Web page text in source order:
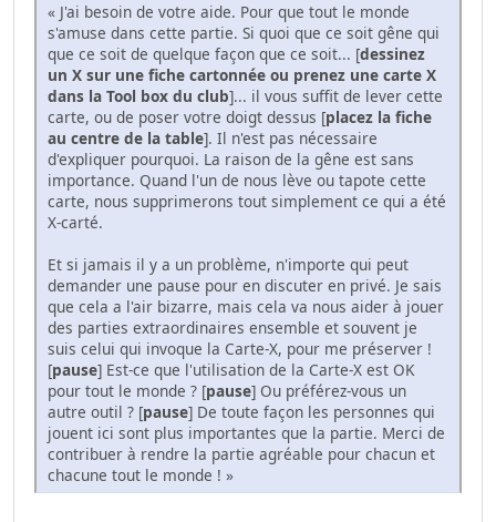
« J'ai besoin de votre aide. Pour que tout le monde
s'amuse dans cette partie. Si quoi que ce soit gêne qui
que ce soit de quelque façon que ce soit... [dessinez
un X sur une fiche cartonnée ou prenez une carte X
dans la Tool box du club]... il vous suffit de lever cette
carte, ou de poser votre doigt dessus [placez la fiche
au centre de la table]. Il n'est pas nécessaire
d'expliquer pourquoi. La raison de la gêne est sans
importance. Quand l'un de nous lève ou tapote cette
carte, nous supprimerons tout simplement ce qui a été
X-carté.
Et si jamais il y a un problème, n'importe qui peut
demander une pause pour en discuter en privé. Je sais
que cela a l'air bizarre, mais cela va nous aider à jouer
des parties extraordinaires ensemble et souvent je
suis celui qui invoque la Carte-X, pour me préserver !
[pause] Est-ce que l'utilisation de la Carte-X est OK
pour tout le monde ? [pause] Ou préférez-vous un
autre outil ? [pause] De toute façon les personnes qui
jouent ici sont plus importantes que la partie. Merci de
contribuer à rendre la partie agréable pour chacun et
chacune tout le monde ! »